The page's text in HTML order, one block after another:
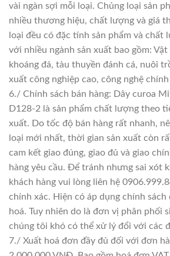
vài ngàn sợi mỗi loại. Chủng loại sản
nhiều thương hiệu, chất lượng và giá
loại đều có đặc tính sản phẩm và chất
với nhiều ngành sản xuất bao gồm:
khoáng đá, tàu thuyền đánh cá, nuôi
xuất công nghiệp cao, công nghệ
6./ Chính sách bán hàng: Dây curoa
D128-2 là sản phẩm chất lượng theo
xuất. Do tốc độ bán hàng rất nhanh,
loại mới nhất, thời gian sản xuất còn
cam kết giao đúng, giao đủ và giao
hàng yêu cầu. Để tránh nhưng sai xót
khách hàng vui lòng liên hệ
chính xác. Hiện có áp dụng chính
hoá. Tuy nhiên do là đơn vị phân phối
chúng tôi khó có thể xử lý đổi với các
7./ Xuất hoá đơn đầy đủ đối với đơn